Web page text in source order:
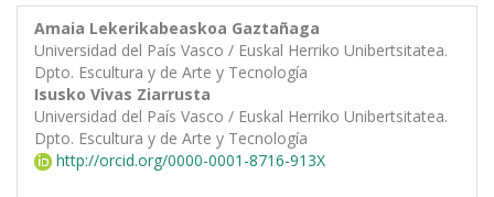
Amaia Lekerikabeaskoa Gaztañaga
Universidad del País Vasco / Euskal Herriko Unibertsitatea.
Dpto. Escultura y de Arte y Tecnología
Isusko Vivas Ziarrusta
Universidad del País Vasco / Euskal Herriko Unibertsitatea.
Dpto. Escultura y de Arte y Tecnología
http://orcid.org/0000-0001-8716-913X